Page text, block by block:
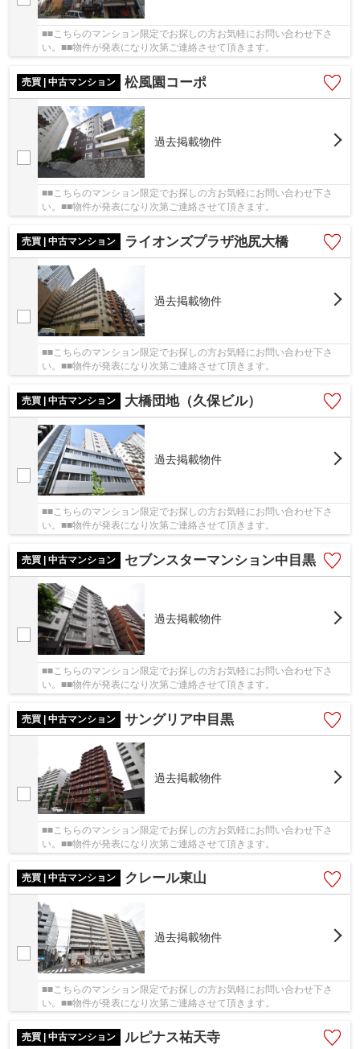
■■こちらのマンション限定でお探しの方お気軽にお問い合わせ下さ
い。■■物件が発表になり次第ご連絡させて頂きます。
売買 | 中古マンション 松風園コーポ
過去掲載物件
■■こちらのマンション限定でお探しの方お気軽にお問い合わせ下さ
い。■■物件が発表になり次第ご連絡させて頂きます。
売買 | 中古マンション ライオンズプラザ池尻大橋
過去掲載物件
■■こちらのマンション限定でお探しの方お気軽にお問い合わせ下さ
い。■■物件が発表になり次第ご連絡させて頂きます。
売買 | 中古マンション 大橋団地（久保ビル）
過去掲載物件
■■こちらのマンション限定でお探しの方お気軽にお問い合わせ下さ
い。■■物件が発表になり次第ご連絡させて頂きます。
売買 | 中古マンション セブンスターマンション中目黒
過去掲載物件
■■こちらのマンション限定でお探しの方お気軽にお問い合わせ下さ
い。■■物件が発表になり次第ご連絡させて頂きます。
売買 | 中古マンション サングリア中目黒
過去掲載物件
■■こちらのマンション限定でお探しの方お気軽にお問い合わせ下さ
い。■■物件が発表になり次第ご連絡させて頂きます。
売買 | 中古マンション クレール東山
過去掲載物件
■■こちらのマンション限定でお探しの方お気軽にお問い合わせ下さ
い。■■物件が発表になり次第ご連絡させて頂きます。
売買 | 中古マンション ルピナス祐天寺